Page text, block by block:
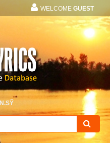
WELCOME GUEST
N.SỸ